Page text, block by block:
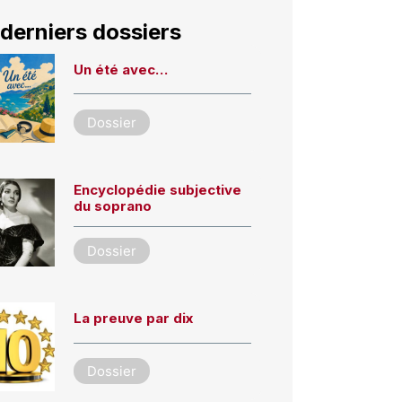
dossiers
Un été avec…
Dossier
Encyclopédie subjective
du soprano
Dossier
La preuve par dix
Dossier